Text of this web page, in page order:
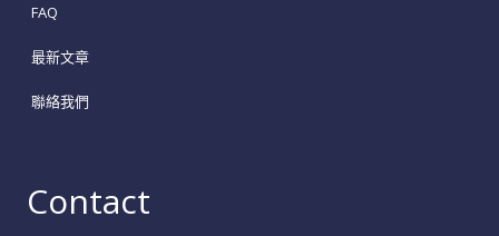
FAQ
最新文章
聯絡我們
Contact